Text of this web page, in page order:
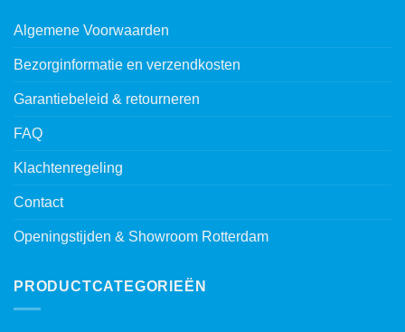
Algemene Voorwaarden
Bezorginformatie en verzendkosten
Garantiebeleid & retourneren
FAQ
Klachtenregeling
Contact
Openingstijden & Showroom Rotterdam
PRODUCTCATEGORIEËN